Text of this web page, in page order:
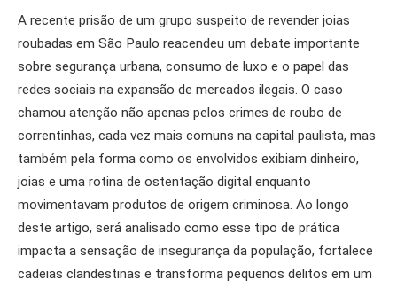
A recente prisão de um grupo suspeito de revender joias
roubadas em São Paulo reacendeu um debate importante
sobre segurança urbana, consumo de luxo e o papel das
redes sociais na expansão de mercados ilegais. O caso
chamou atenção não apenas pelos crimes de roubo de
correntinhas, cada vez mais comuns na capital paulista, mas
também pela forma como os envolvidos exibiam dinheiro,
joias e uma rotina de ostentação digital enquanto
movimentavam produtos de origem criminosa. Ao longo
deste artigo, será analisado como esse tipo de prática
impacta a sensação de insegurança da população, fortalece
cadeias clandestinas e transforma pequenos delitos em um